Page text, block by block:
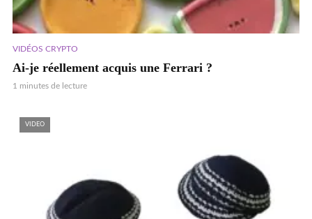
VIDÉOS CRYPTO
Ai-je réellement acquis une Ferrari ?
1 minutes de lecture
VIDEO